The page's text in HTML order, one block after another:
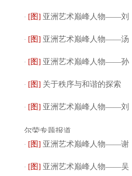
· [图] 亚洲艺术巅峰人物——刘
尔荣作品展
· [图] 亚洲艺术巅峰人物——汤
子为作品展
· [图] 亚洲艺术巅峰人物——孙
兆福专题报道
· [图] 关于秩序与和谐的探索
——谈胡妍中国画...
· [图] 亚洲艺术巅峰人物——刘
尔荣专题报道
· [图] 亚洲艺术巅峰人物——谢
福明专题报道
· [图] 亚洲艺术巅峰人物——吴